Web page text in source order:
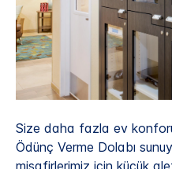
Size daha fazla ev
Ödünç Verme Dolabı